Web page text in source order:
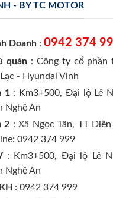
- BY TC MOTOR
Doanh : 0942 374
quản : Công ty cổ phần
- Hyundai Vinh
1 : Km3+500, Đại lộ Lê
Nghệ An
2 : Xã Ngọc Tân, TT
0942 374 999
: Km3+500, Đại lộ Lê
Nghệ An
: 0942 374 999